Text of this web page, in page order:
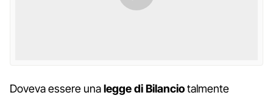
Doveva essere unalegge di Bilanciotalmente